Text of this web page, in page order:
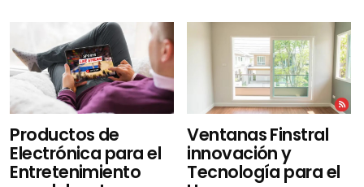
Productos de
Electrónica para el
Entretenimiento
Ventanas Finstral
innovación y
Tecnología para el